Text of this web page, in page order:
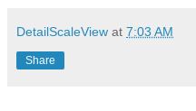
DetailScaleView at 7:03 AM
Share